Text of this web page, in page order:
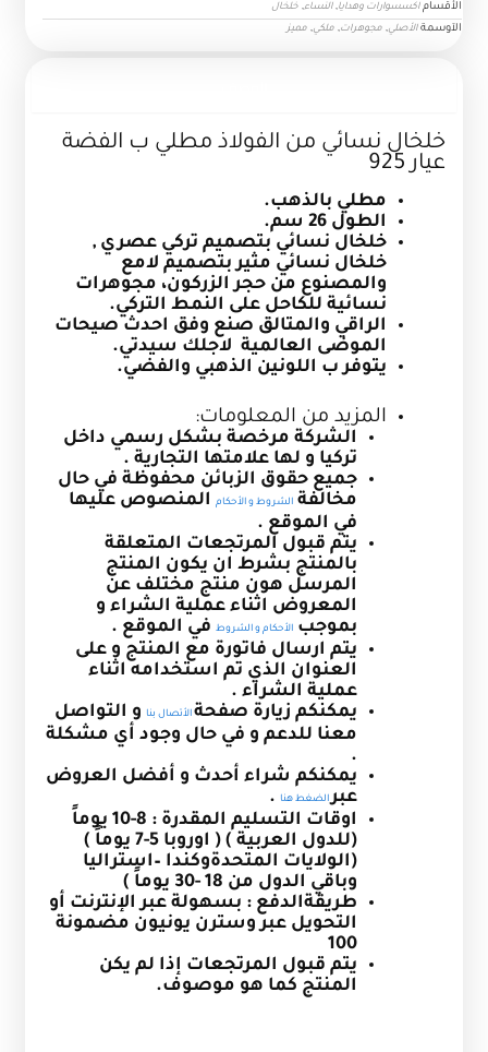
الأقسام اكسسوارات وهدايا,النساء, خلخال
الآوسمة الأصلي, مجوهرات, ملكي, مميز
خلخال نسائي من الفولاذ مطلي ب الفضة
عيار 925
مطلي بالذهب.
الطول 26 سم.
خلخال نسائي بتصميم تركي عصري ,
خلخال نسائي مثير بتصميم لامع
والمصنوع من حجر الزركون، مجوهرات
نسائية للكاحل على النمط التركي.
الراقي والمتالق صنع وفق احدث صيحات
الموضى العالمية لاجلك سيدتي.
يتوفر ب اللونين الذهبي والفضي.
المزيد من المعلومات:
الشركة مرخصة بشكل رسمي داخل
تركيا و لها علامتها التجارية .
جميع حقوق الزبائن محفوظة في حال
مخالفة الشروط و الأحكام المنصوص عليها
في الموقع .
يتم قبول المرتجعات المتعلقة
بالمنتج بشرط ان يكون المنتج
المرسل هون منتج مختلف عن
المعروض اثناء عملية الشراء و
بموجب الأحكام و الشروط في الموقع .
يتم ارسال فاتورة مع المنتج و على
العنوان الذي تم استخدامه اثناء
عملية الشراء .
يمكنكم زيارة صفحة الأتصال بنا و التواصل
معنا للدعم و في حال وجود أي مشكلة
.
يمكنكم شراء أحدث و أفضل العروض
عبرالضغط هنا .
اوقات التسليم المقدرة : 8-10 يوماً
(للدول العربية ) ( اوروبا 5-7 يوماً )
(الولايات المتحدةوكندا –استراليا
وباقي الدول من 18 -30 يوماً )
طريقةالدفع : بسهولة عبر الإنترنت أو
التحويل عبر وسترن يونيون مضمونة
100
يتم قبول المرتجعات إذا لم يكن
المنتج كما هو موصوف.